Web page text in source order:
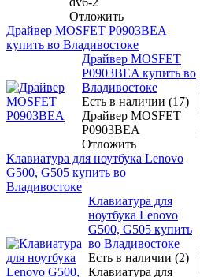
Отложить
Драйвер MOSFET P0903BEA
купить во Владивостоке
Драйвер MOSFET
P0903BEA купить во
Владивостоке
Есть в наличии (17)
Драйвер MOSFET
P0903BEA
Отложить
Клавиатура для ноутбука Lenovo
G500, G505 купить во
Владивостоке
Клавиатура для
ноутбука Lenovo
G500, G505 купить
во Владивостоке
Есть в наличии (2)
Клавиатура для